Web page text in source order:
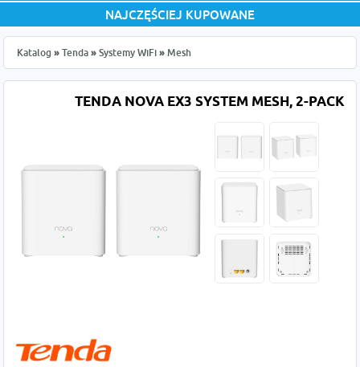
NAJCZĘŚCIEJ KUPOWANE
Katalog » Tenda » Systemy WiFi » Mesh
TENDA NOVA EX3 SYSTEM MESH, 2-PACK